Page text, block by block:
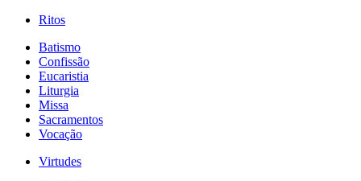
Ritos
Batismo
Confissão
Eucaristia
Liturgia
Missa
Sacramentos
Vocação
Virtudes